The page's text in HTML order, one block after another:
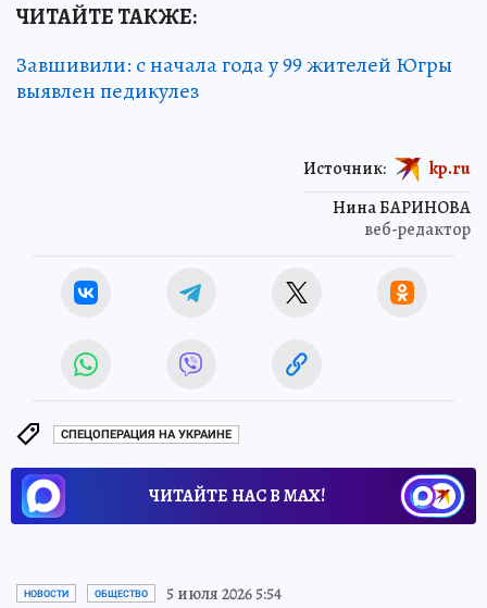
ЧИТАЙТЕ ТАКЖЕ:
Завшивили: с начала года у 99 жителей Югры
выявлен педикулез
Нина БАРИНОВА
веб-редактор
Источник: kp.ru
СПЕЦОПЕРАЦИЯ НА УКРАИНЕ
ЧИТАЙТЕ НАС В МАХ!
НОВОСТИ ОБЩЕСТВО 5 июля 2026 5:54